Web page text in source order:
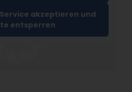
akzeptieren und
entsperren